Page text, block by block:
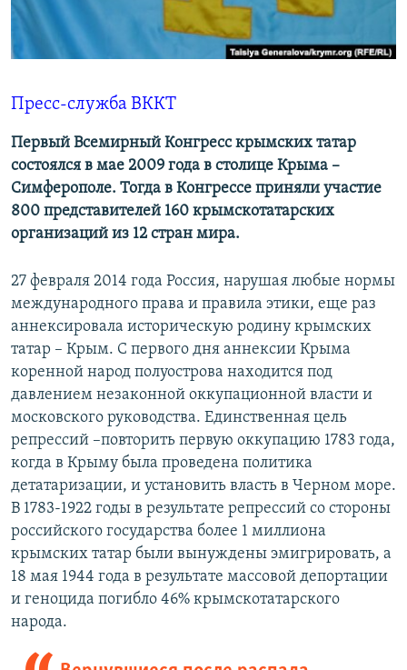
ПОБЕДИТЕЛЕЙ НЕ СУДЯТ?
КРЫМ.НЕПОКОРЕННЫЙ
УКРАИНСКАЯ ПРОБЛЕМА КРЫМА
ПРИСОЕДИНЯЙТЕСЬ!
Все сайты RFE/RL
Пресс-служба ВККТ
Первый Всемирный Конгресс крымских татар
состоялся в мае 2009 года в столице Крыма –
Симферополе. Тогда в Конгрессе приняли участие
800 представителей 160 крымскотатарских
организаций из 12 стран мира.
27 февраля 2014 года Россия, нарушая любые нормы
международного права и правила этики, еще раз
аннексировала историческую родину крымских
татар – Крым. С первого дня аннексии Крыма
коренной народ полуострова находится под
давлением незаконной оккупационной власти и
московского руководства. Единственная цель
репрессий –повторить первую оккупацию 1783 года,
когда в Крыму была проведена политика
детатаризации, и установить власть в Черном море.
В 1783-1922 годы в результате репрессий со стороны
российского государства более 1 миллиона
крымских татар были вынуждены эмигрировать, а
18 мая 1944 года в результате массовой депортации
и геноцида погибло 46% крымскотатарского
народа.